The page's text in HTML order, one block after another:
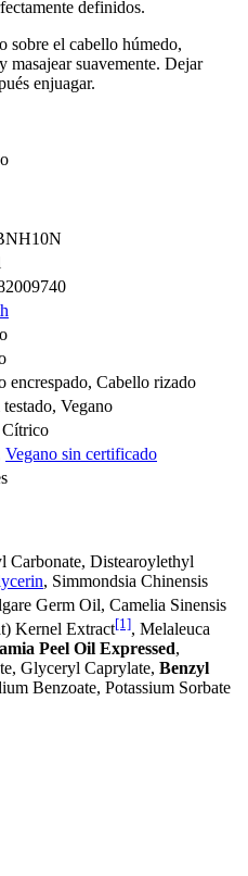
definidos.
sobre el cabello húmedo,
masajear suavemente. Dejar
enjuagar.
encrespado, Cabello rizado
Vegano
Vegano sin certificado
Carbonate, Distearoylethyl
, Simmondsia Chinensis
Germ Oil, Camelia Sinensis
Kernel Extract[1], Melaleuca
Peel Oil Expressed,
Glyceryl Caprylate, Benzyl
Benzoate, Potassium Sorbate